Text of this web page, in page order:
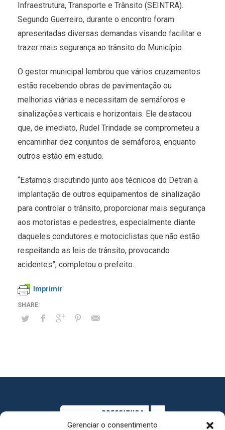
Gerenciar o consentimento
Infraestrutura, Transporte e Trânsito (SEINTRA).
Segundo Guerreiro, durante o encontro foram
apresentadas diversas demandas visando facilitar e
trazer mais segurança ao trânsito do Município.
O gestor municipal lembrou que vários cruzamentos
estão recebendo obras de pavimentação ou
melhorias viárias e necessitam de semáforos e
sinalizações verticais e horizontais. Ele destacou
que, de imediato, Rudel Trindade se comprometeu a
encaminhar dez conjuntos de semáforos, enquanto
outros estão em estudo.
“Estamos discutindo junto aos técnicos do Detran a
implantação de outros equipamentos de sinalização
para controlar o trânsito, proporcionar mais segurança
aos motoristas e pedestres, especialmente diante
daqueles condutores e motociclistas que não estão
respeitando as leis de trânsito, provocando
acidentes”, completou o prefeito.
Imprimir